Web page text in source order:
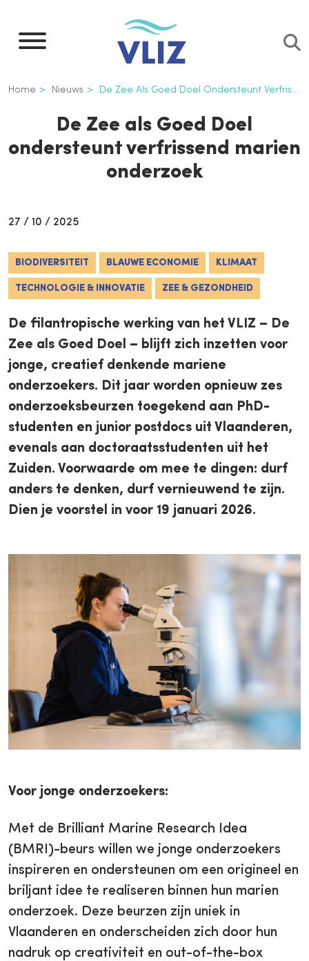
naar
inhoud
Kruimelpad
Home Nieuws De Zee Als Goed Doel Ondersteunt Verfrissend Marien Onderzoek
De Zee als Goed Doel
ondersteunt verfrissend marien
onderzoek
27 / 10 / 2025
BIODIVERSITEIT BLAUWE ECONOMIE KLIMAAT
TECHNOLOGIE & INNOVATIE ZEE & GEZONDHEID
De filantropische werking van het VLIZ – De
Zee als Goed Doel – blijft zich inzetten voor
jonge, creatief denkende mariene
onderzoekers. Dit jaar worden opnieuw zes
onderzoeksbeurzen toegekend aan PhD-
studenten en junior postdocs uit Vlaanderen,
evenals aan doctoraatsstudenten uit het
Zuiden. Voorwaarde om mee te dingen: durf
anders te denken, durf vernieuwend te zijn.
Dien je voorstel in voor 19 januari 2026.
Voor jonge onderzoekers:
Met de Brilliant Marine Research Idea
(BMRI)-beurs willen we jonge onderzoekers
inspireren en ondersteunen om een origineel en
briljant idee te realiseren binnen hun marien
onderzoek. Deze beurzen zijn uniek in
Vlaanderen en onderscheiden zich door hun
nadruk op creativiteit en out-of-the-box